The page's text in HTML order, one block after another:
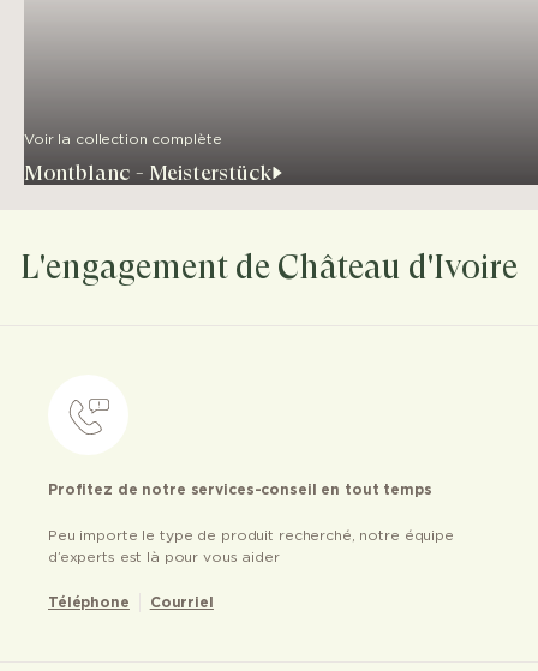
Voir la collection complète
Montblanc - Meisterstück
L'engagement de Château d'Ivoire
Profitez de notre services-conseil en tout temps
Peu importe le type de produit recherché, notre équipe
d’experts est là pour vous aider
Téléphone Courriel